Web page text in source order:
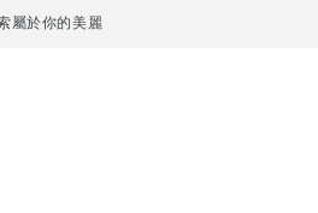
屬於你的美麗